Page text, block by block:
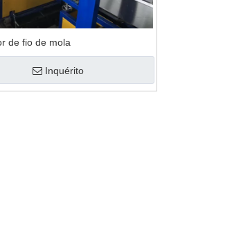
de reciclagem
de plástico
de fio de mola
Inquérito